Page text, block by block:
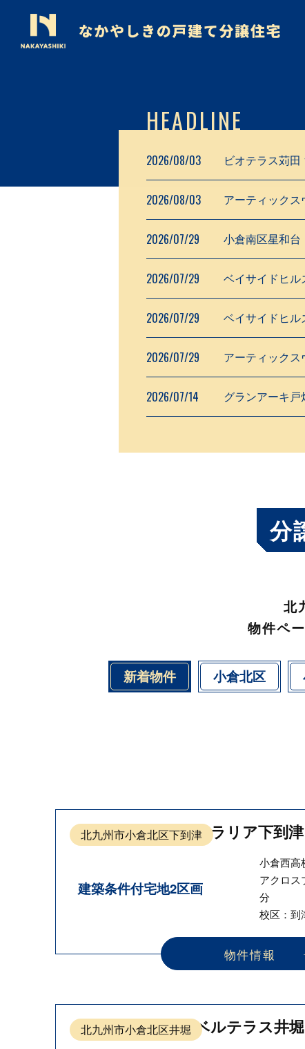
HEADLINE
2026/08/03 ビオテラス苅
2026/08/03 アーティック
2026/07/29 小倉南区星和
2026/07/29 ベイサイドヒ
2026/07/29 ベイサイドヒ
2026/07/29 アーティック
2026/07/14 グランアーキ
分
北
物件ペ
新着物件 小倉北区
北九州市小倉北区下到津クラリア下到津
建築条件付宅地2区画
小倉西高
アクロス
分
校区：到
物件情報
北九州市小倉北区井堀 ベルテラス井堀